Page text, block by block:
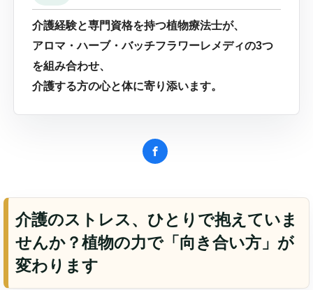
介護経験と専門資格を持つ植物療法士が、
アロマ・ハーブ・バッチフラワーレメディの3つ
を組み合わせ、
介護する方の心と体に寄り添います。
介護のストレス、ひとりで抱えていま
せんか？植物の力で「向き合い方」が
変わります